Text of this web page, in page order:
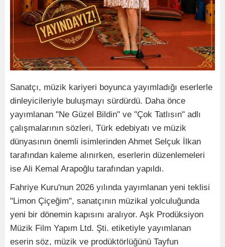
Sanatçı, müzik kariyeri boyunca yayımladığı eserlerle
dinleyicileriyle buluşmayı sürdürdü. Daha önce
yayımlanan "Ne Güzel Bildin" ve "Çok Tatlısın" adlı
çalışmalarının sözleri, Türk edebiyatı ve müzik
dünyasının önemli isimlerinden Ahmet Selçuk İlkan
tarafından kaleme alınırken, eserlerin düzenlemeleri
ise Ali Kemal Arapoğlu tarafından yapıldı.
Fahriye Kuru'nun 2026 yılında yayımlanan yeni teklisi
"Limon Çiçeğim", sanatçının müzikal yolculuğunda
yeni bir dönemin kapısını aralıyor. Aşk Prodüksiyon
Müzik Film Yapım Ltd. Şti. etiketiyle yayımlanan
eserin söz, müzik ve prodüktörlüğünü Tayfun